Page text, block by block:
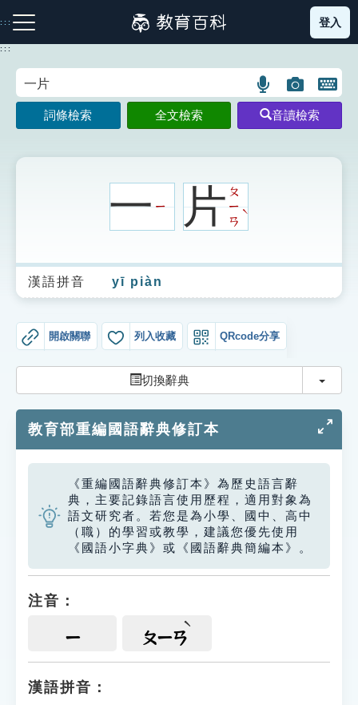
到
主
:::
注音索引圖示 筆畫索引圖示 部首索引表圖示
生字詞彙表
成語故事
索引選單
單字索引
生命大百科索引
遊戲專區
教學應用
貓頭鷹博士
登入
:::
語
言
搜
圖
片
搜
開
鍵
圖
詞條檢索 全文檢索 音讀檢索
一ㄧ 片ㄆ
ㄧ
ㄢ
ˋ
漢語拼音 yī piàn
開啟關聯 列入收藏 QRcode分享
切換辭典 切換
教育部重編國語辭典修訂本
《重編國語辭典修訂本》為歷史語言辭
典，主要記錄語言使用歷程，適用對象為
語文研究者。若您是為小學、國中、高中
（職）的學習或教學，建議您優先使用
《國語小字典》或《國語辭典簡編本》。
注音：
ㄧ ㄆㄧㄢ
漢語拼音：